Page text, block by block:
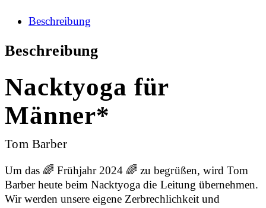
Beschreibung
Beschreibung
Nacktyoga für
Männer*
Tom Barber
Um das 🌈 Frühjahr 2024 🌈 zu begrüßen, wird Tom
Barber heute beim Nacktyoga die Leitung übernehmen.
Wir werden unsere eigene Zerbrechlichkeit und